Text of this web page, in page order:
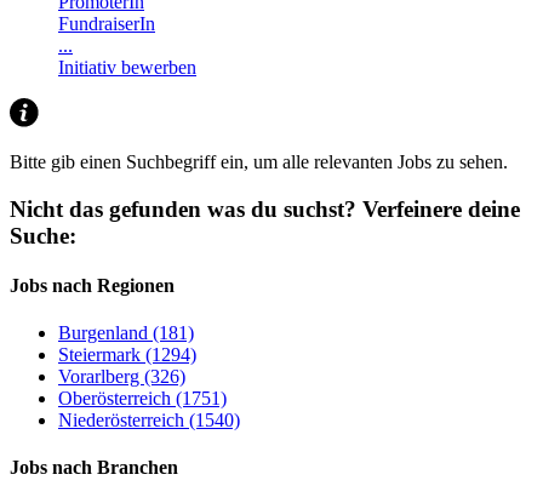
FundraiserIn
...
Initiativ bewerben
Bitte gib einen Suchbegriff ein, um alle relevanten Jobs zu sehen.
Nicht das gefunden was du suchst? Verfeinere deine
Suche:
Jobs nach Regionen
Burgenland (181)
Steiermark (1294)
Vorarlberg (326)
Oberösterreich (1751)
Niederösterreich (1540)
Jobs nach Branchen